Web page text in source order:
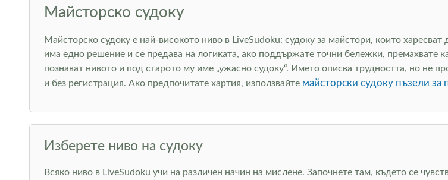
Майсторско судоку
Майсторско судоку е най-високото ниво в LiveSudoku: судоку за майстори, които
има едно решение и се предава на логиката, ако поддържате точни бележки, премахвате
познават нивото и под старото му име „ужасно судоку“. Името описва трудността, но не
и без регистрация. Ако предпочитате хартия, използвайте майсторски судоку пъзели за
Изберете ниво на судоку
Всяко ниво в LiveSudoku учи на различен начин на мислене. Започнете там, където се